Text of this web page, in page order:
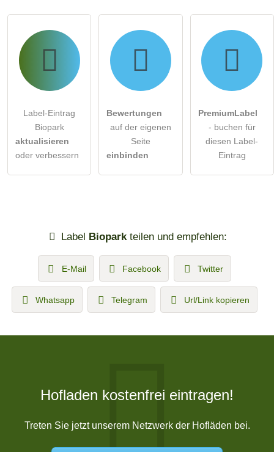
Label-Eintrag
Biopark
aktualisieren
oder verbessern
Bewertungen
auf der eigenen
Seite
einbinden
PremiumLabel
- buchen für
diesen Label-
Eintrag
Label Biopark teilen und empfehlen:
E-Mail Facebook Twitter
Whatsapp Telegram Url/Link kopieren
Hofladen kostenfrei eintragen!
Treten Sie jetzt unserem Netzwerk der Hofläden bei.